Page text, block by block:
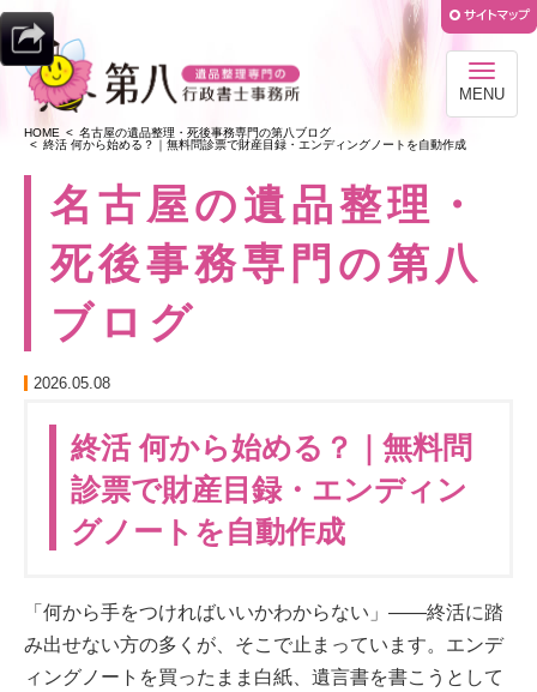
HOME
名古屋の遺品整理・死後事務専門の第八ブログ
終活 何から始める？｜無料問診票で財産目録・エンディングノートを自動作成
MENU
名古屋の遺品整理・
死後事務専門の第八
ブログ
2026.05.08
終活 何から始める？｜無料問
診票で財産目録・エンディン
グノートを自動作成
「何から手をつければいいかわからない」——終活に踏
み出せない方の多くが、そこで止まっています。エンデ
ィングノートを買ったまま白紙、遺言書を書こうとして